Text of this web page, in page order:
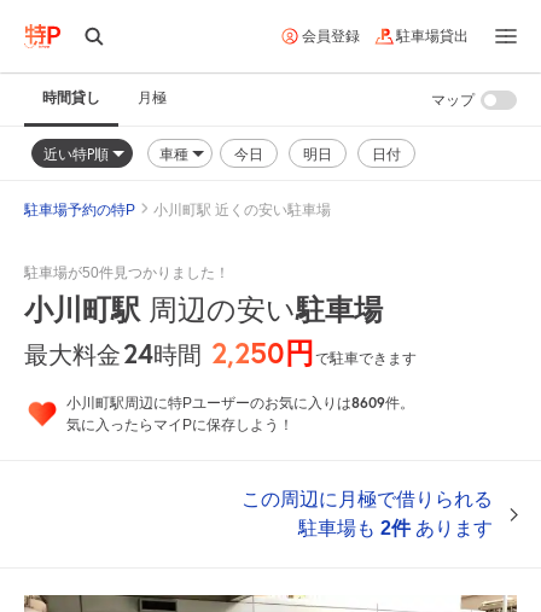
会員登録 駐車場貸出
時間貸し 月極
近い特P順 車種 今日 明日 日付
マップ
駐車場予約の特P 小川町駅 近くの安い駐車場
駐車場が50件見つかりました！
小川町駅 周辺の安い駐車場
最大料金24時間 2,250円で駐車できます
小川町駅周辺に特Pユーザーのお気に入りは8609件。
気に入ったらマイPに保存しよう！
この周辺に月極で借りられる
駐車場も 2件あります